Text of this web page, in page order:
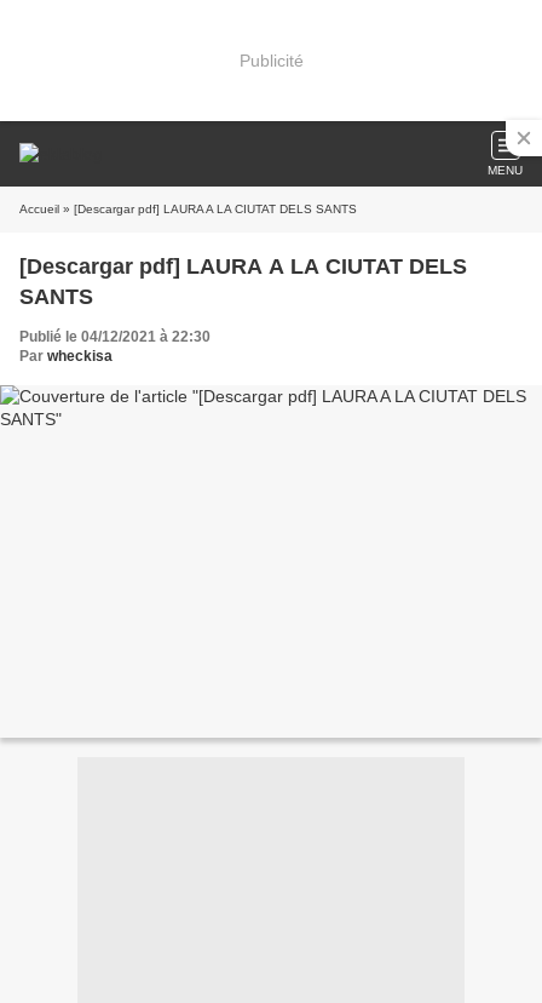
Publicité
MENU
Accueil » [Descargar pdf] LAURA A LA CIUTAT DELS SANTS
[Descargar pdf] LAURA A LA CIUTAT DELS
SANTS
Publié le 04/12/2021 à 22:30
Par wheckisa